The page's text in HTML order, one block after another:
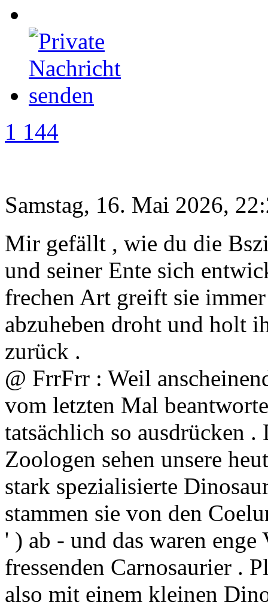
1 144
Samstag, 16. Mai 2026,
Mir gefällt , wie du die
und seiner Ente sich
frechen Art greift sie
abzuheben droht und holt
zurück .
@ FrrFrr : Weil
vom letzten Mal
tatsächlich so ausdrücken
Zoologen sehen unsere
stark spezialisierte
stammen sie von den
' ) ab - und das waren
fressenden Carnosaurier .
also mit einem kleinen